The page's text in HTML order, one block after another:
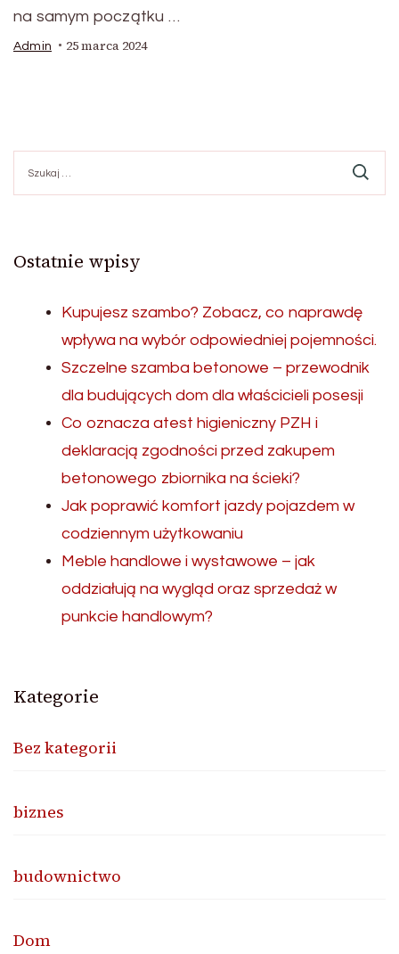
na samym początku …
Admin 25 marca 2024
Ostatnie wpisy
Kupujesz szambo? Zobacz, co naprawdę
wpływa na wybór odpowiedniej pojemności.
Szczelne szamba betonowe – przewodnik
dla budujących dom dla właścicieli posesji
Co oznacza atest higieniczny PZH i
deklaracją zgodności przed zakupem
betonowego zbiornika na ścieki?
Jak poprawić komfort jazdy pojazdem w
codziennym użytkowaniu
Meble handlowe i wystawowe – jak
oddziałują na wygląd oraz sprzedaż w
punkcie handlowym?
Kategorie
Bez kategorii
biznes
budownictwo
Dom